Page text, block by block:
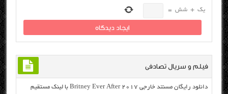
یک + شش =
فیلم و سریال تصادفی
دانلود رایگان مسنتد خارجی Britney Ever After 2017 با لینک مستقیم